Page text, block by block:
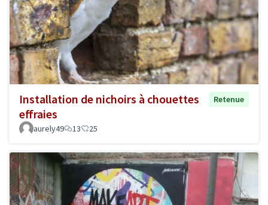
Installation de nichoirs à chouettes
effraies
Retenue
aurely49 13 25